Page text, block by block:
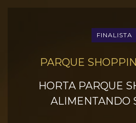
FINALISTA
PARQUE
HORTA PARQUE
ALIMENTANDO